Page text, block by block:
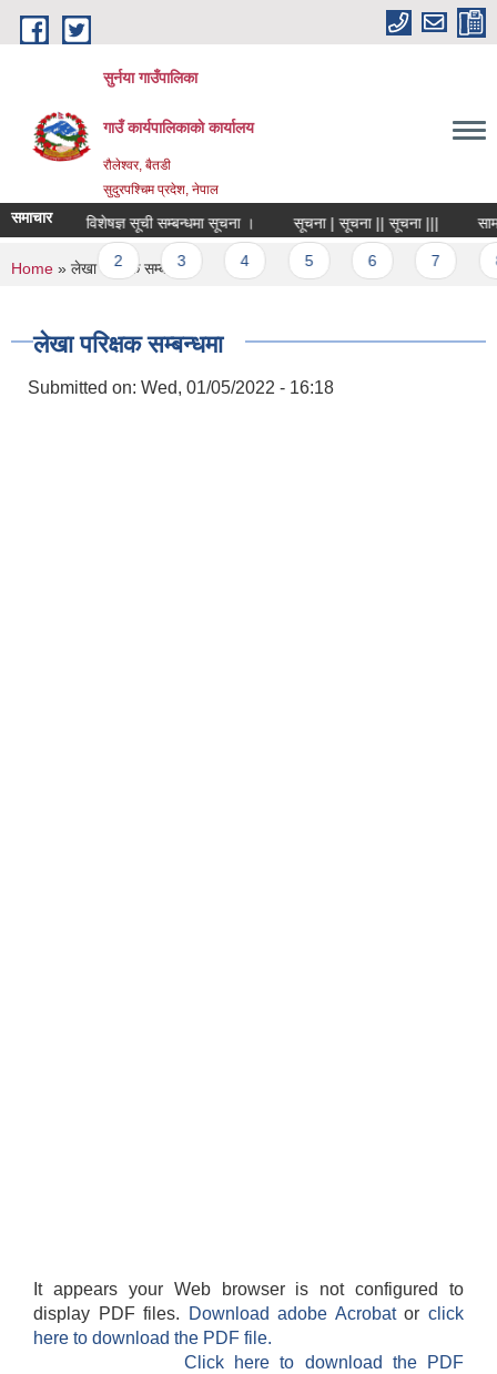
Skip to main content
सुर्नया गाउँपालिका
गाउँ कार्यपालिकाकाे कार्यालय
रौलेश्वर, बैतडी
सुदुरपश्चिम प्रदेश, नेपाल
समाचारविषय विशेषज्ञ सूची सम्बन्धमा सूचना । सूचना | सूचना || सूचना |||
Pages
2 3 4 5 6 7
You are here
Home » लेखा परिक्षक सम्बन्धमा
लेखा परिक्षक सम्बन्धमा
Submitted on: Wed, 01/05/2022 - 16:18
It appears your Web browser is not configured to
display PDF files.
Download adobe Acrobatorclick
here to download the PDF file.
Click here to download the PDF